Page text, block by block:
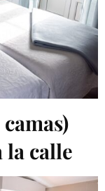
la calle